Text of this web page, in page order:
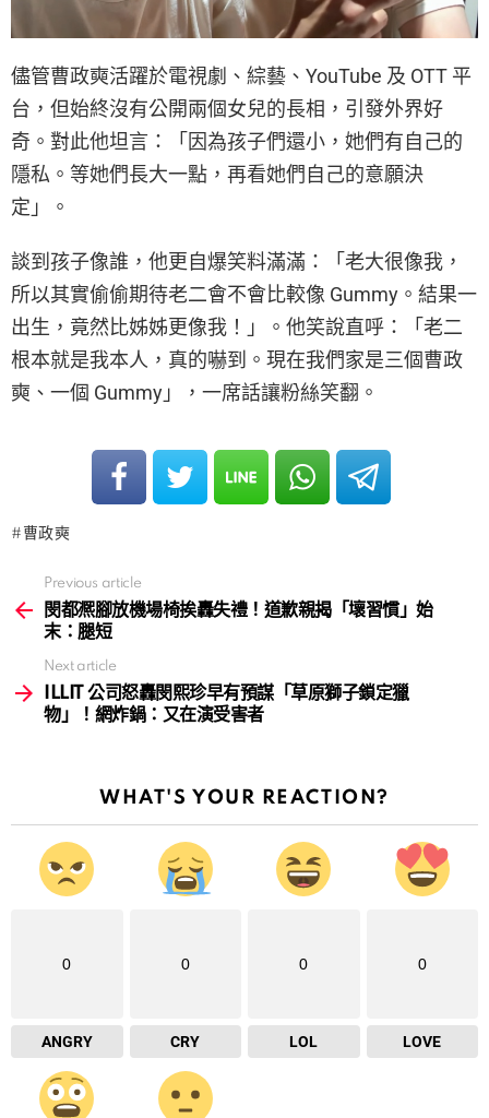
儘管曹政奭活躍於電視劇、綜藝、YouTube 及 OTT 平
台，但始終沒有公開兩個女兒的長相，引發外界好
奇。對此他坦言：「因為孩子們還小，她們有自己的
隱私。等她們長大一點，再看她們自己的意願決
定」。
談到孩子像誰，他更自爆笑料滿滿：「老大很像我，
所以其實偷偷期待老二會不會比較像 Gummy。結果一
出生，竟然比姊姊更像我！」。他笑說直呼：「老二
根本就是我本人，真的嚇到。現在我們家是三個曹政
奭、一個 Gummy」，一席話讓粉絲笑翻。
曹政奭
more
Previous article
閔都凞腳放機場椅挨轟失禮！道歉親揭「壞習慣」始
末：腿短
Next article
ILLIT 公司怒轟閔熙珍早有預謀「草原獅子鎖定獵
物」！網炸鍋：又在演受害者
WHAT'S YOUR REACTION?
0
ANGRY
0
CRY
0
LOL
0
LOVE